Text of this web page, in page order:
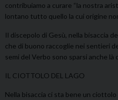
contribuiamo a curare “la nostra
lontano tutto quello la cui origine
Il discepolo di Gesù, nella bisaccia
che di buono raccoglie nei sentieri
semi del Verbo sono sparsi anche là
IL CIOTTOLO DEL LAGO
Nella bisaccia ci sta bene un